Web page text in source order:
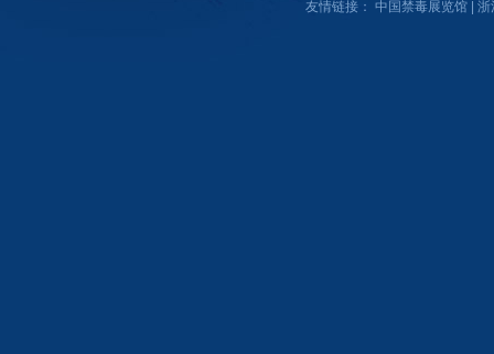
友情链接： 中国禁毒展览馆 浙